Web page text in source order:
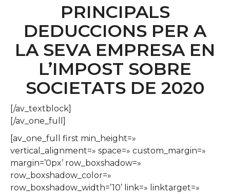
PRINCIPALS
DEDUCCIONS PER A
LA SEVA EMPRESA EN
L’IMPOST SOBRE
SOCIETATS DE 2020
[/av_textblock]
[/av_one_full]
[av_one_full first min_height=»
vertical_alignment=» space=» custom_margin=»
margin=’0px’ row_boxshadow=»
row_boxshadow_color=»
row_boxshadow_width=’10’ link=» linktarget=»